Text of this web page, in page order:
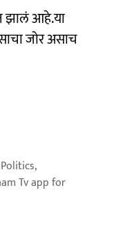
झालं आहे.या
जोर असाच
Tv app for